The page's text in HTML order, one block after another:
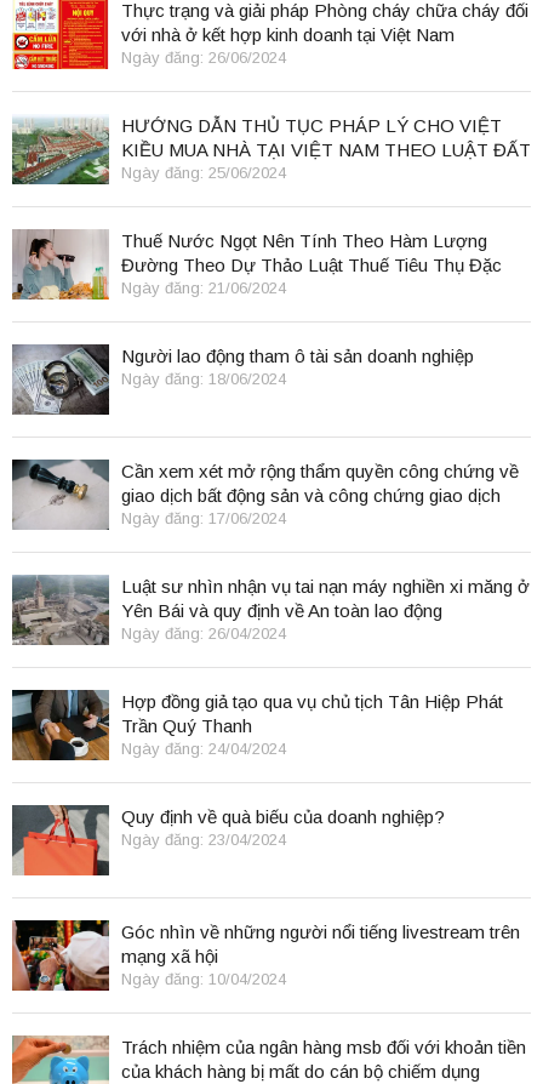
Thực trạng và giải pháp Phòng cháy chữa cháy đối
với nhà ở kết hợp kinh doanh tại Việt Nam
Ngày đăng: 26/06/2024
HƯỚNG DẪN THỦ TỤC PHÁP LÝ CHO VIỆT
KIỀU MUA NHÀ TẠI VIỆT NAM THEO LUẬT ĐẤT
ĐAI 2024
Ngày đăng: 25/06/2024
Thuế Nước Ngọt Nên Tính Theo Hàm Lượng
Đường Theo Dự Thảo Luật Thuế Tiêu Thụ Đặc
Biệt
Ngày đăng: 21/06/2024
Người lao động tham ô tài sản doanh nghiệp
Ngày đăng: 18/06/2024
Cần xem xét mở rộng thẩm quyền công chứng về
giao dịch bất động sản và công chứng giao dịch
điện tử.
Ngày đăng: 17/06/2024
Luật sư nhìn nhận vụ tai nạn máy nghiền xi măng ở
Yên Bái và quy định về An toàn lao động
Ngày đăng: 26/04/2024
Hợp đồng giả tạo qua vụ chủ tịch Tân Hiệp Phát
Trần Quý Thanh
Ngày đăng: 24/04/2024
Quy định về quà biếu của doanh nghiệp?
Ngày đăng: 23/04/2024
Góc nhìn về những người nổi tiếng livestream trên
mạng xã hội
Ngày đăng: 10/04/2024
Trách nhiệm của ngân hàng msb đối với khoản tiền
của khách hàng bị mất do cán bộ chiếm dụng